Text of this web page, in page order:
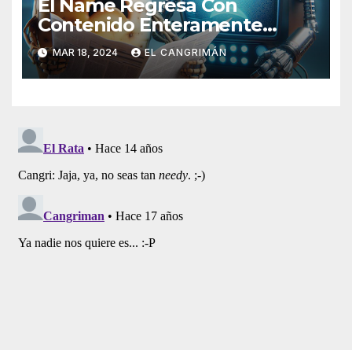
El Ñame Regresa Con
Contenido Enteramente
Generado Por Inteligencia
Artificial
MAR 18, 2024 EL CANGRIMÁN